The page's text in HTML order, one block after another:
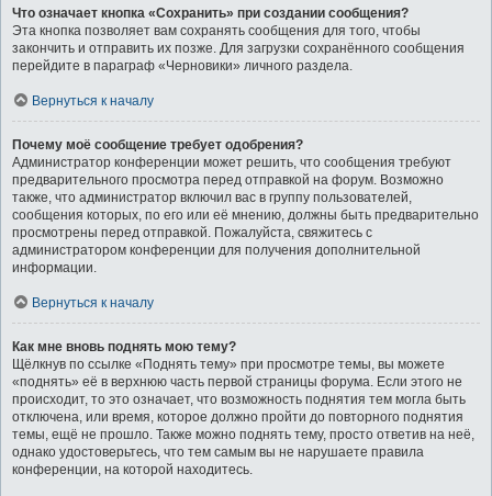
Что означает кнопка «Сохранить» при создании сообщения?
Эта кнопка позволяет вам сохранять сообщения для того, чтобы
закончить и отправить их позже. Для загрузки сохранённого сообщения
перейдите в параграф «Черновики» личного раздела.
Вернуться к началу
Почему моё сообщение требует одобрения?
Администратор конференции может решить, что сообщения требуют
предварительного просмотра перед отправкой на форум. Возможно
также, что администратор включил вас в группу пользователей,
сообщения которых, по его или её мнению, должны быть предварительно
просмотрены перед отправкой. Пожалуйста, свяжитесь с
администратором конференции для получения дополнительной
информации.
Вернуться к началу
Как мне вновь поднять мою тему?
Щёлкнув по ссылке «Поднять тему» при просмотре темы, вы можете
«поднять» её в верхнюю часть первой страницы форума. Если этого не
происходит, то это означает, что возможность поднятия тем могла быть
отключена, или время, которое должно пройти до повторного поднятия
темы, ещё не прошло. Также можно поднять тему, просто ответив на неё,
однако удостоверьтесь, что тем самым вы не нарушаете правила
конференции, на которой находитесь.